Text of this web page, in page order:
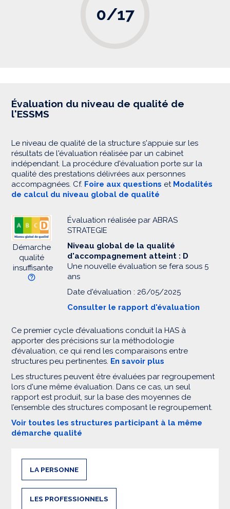
0/17
Évaluation du niveau de qualité de
l'ESSMS
Le niveau de qualité de la structure s'appuie sur les
résultats de l'évaluation réalisée par un cabinet
indépendant. La procédure d'évaluation porte sur la
qualité des prestations délivrées aux personnes
accompagnées. Cf. Foire aux questions et Modalités
de calcul du niveau global de qualité
Démarche
qualité
insuffisante
Évaluation réalisée par ABRAS
STRATEGIE
Niveau global de la qualité
d'accompagnement atteint : D
Une nouvelle évaluation se fera sous 5
ans
Date d'évaluation : 26/05/2025
Consulter le rapport d'évaluation
Ce premier cycle d’évaluations conduit la HAS à
apporter des précisions sur la méthodologie
d’évaluation, ce qui rend les comparaisons entre
structures peu pertinentes. En savoir plus
Les structures peuvent être évaluées par regroupement
lors d'une même évaluation. Dans ce cas, un seul
rapport est produit, sur la base des moyennes de
l’ensemble des structures composant le regroupement.
Voir toutes les structures participant à la même
démarche qualité
LA PERSONNE
LES PROFESSIONNELS